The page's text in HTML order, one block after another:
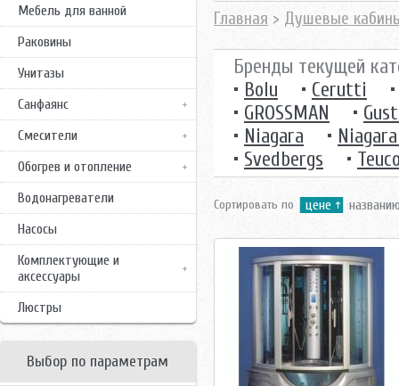
Мебель для ванной
Раковины
Унитазы
Санфаянс
Смесители
Обогрев и отопление
Водонагреватели
Насосы
Комплектующие и
аксессуары
Люстры
Выбор по параметрам
Главная > Душевые
Бренды текущей
• Bolu • Cerutti
• GROSSMAN •
• Niagara •
• Svedbergs •
Сортировать по цене